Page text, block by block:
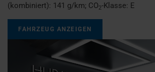
(kombiniert): 141 g/km; CO2-Klasse: E
FAHRZEUG ANZEIGEN